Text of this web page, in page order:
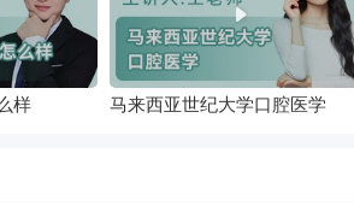
样 马来西亚世纪大学口腔医学